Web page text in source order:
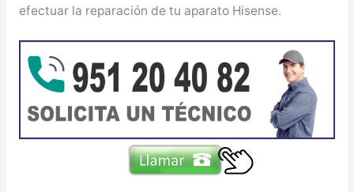
efectuar la reparación de tu aparato Hisense.